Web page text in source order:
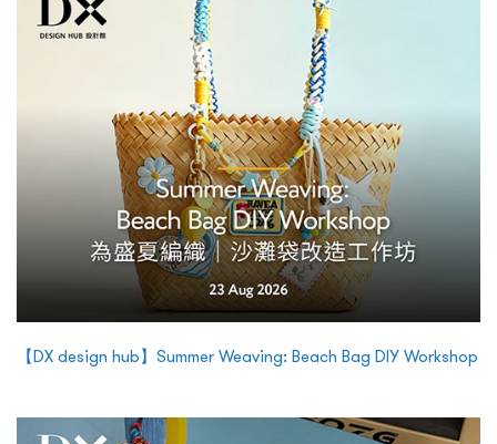
【DX design hub】Summer Weaving: Beach Bag DIY Workshop